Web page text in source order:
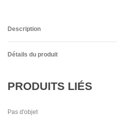
Description
Détails du produit
PRODUITS LIÉS
Pas d'objet